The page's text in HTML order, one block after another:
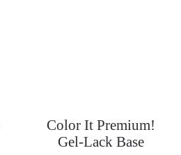
Color It Premium!
Gel-Lack Base